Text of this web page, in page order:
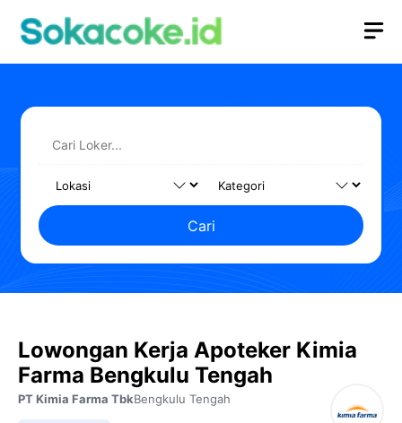
Cari
Lowongan Kerja Apoteker Kimia
Farma Bengkulu Tengah
PT Kimia Farma TbkBengkulu Tengah